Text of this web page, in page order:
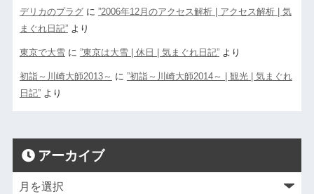
デリカのプラグに ”2006年12月のアクセス解析 | アクセス解析 | 気
まぐれ日記”より
東京で大雪に ”東京は大雪 | 休日 | 気まぐれ日記”より
初詣～川崎大師2013～ に ”初詣～川崎大師2014～ | 観光 | 気まぐれ
日記”より
アーカイブ